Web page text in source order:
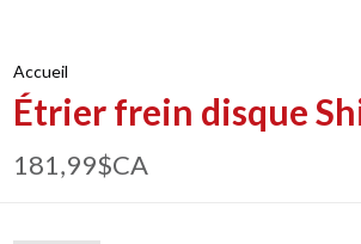
Accueil
Étrier frein disque
181,99$CA